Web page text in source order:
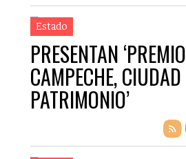
Estado
PRESENTAN ‘PREMIO
CAMPECHE, CIUDAD
PATRIMONIO’